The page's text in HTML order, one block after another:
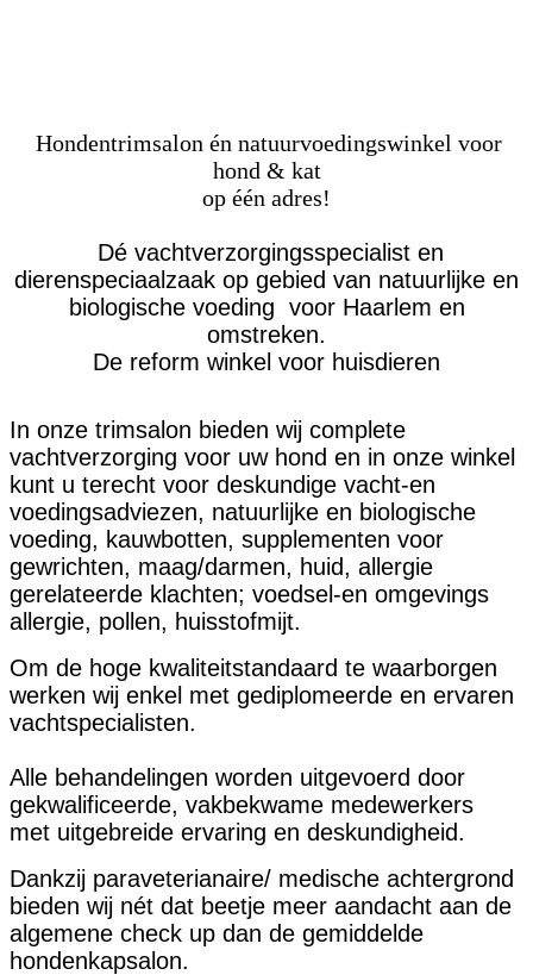
Hondentrimsalon én natuurvoedingswinkel voor
hond & kat
op één adres!
Dé vachtverzorgingsspecialist en
dierenspeciaalzaak op gebied van natuurlijke en
biologische voeding voor Haarlem en
omstreken.
De reform winkel voor huisdieren
In onze trimsalon bieden wij complete
vachtverzorging voor uw hond en in onze winkel
kunt u terecht voor deskundige vacht-en
voedingsadviezen, natuurlijke en biologische
voeding, kauwbotten, supplementen voor
gewrichten, maag/darmen, huid, allergie
gerelateerde klachten; voedsel-en omgevings
allergie, pollen, huisstofmijt.
Om de hoge kwaliteitstandaard te waarborgen
werken wij enkel met gediplomeerde en ervaren
vachtspecialisten.
Alle behandelingen worden uitgevoerd door
gekwalificeerde, vakbekwame medewerkers
met uitgebreide ervaring en deskundigheid.
Dankzij paraveterianaire/ medische achtergrond
bieden wij nét dat beetje meer aandacht aan de
algemene check up dan de gemiddelde
hondenkapsalon.